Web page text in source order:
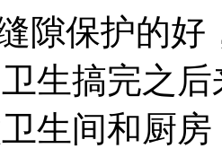
隙保护的好
生搞完之
生间和厨